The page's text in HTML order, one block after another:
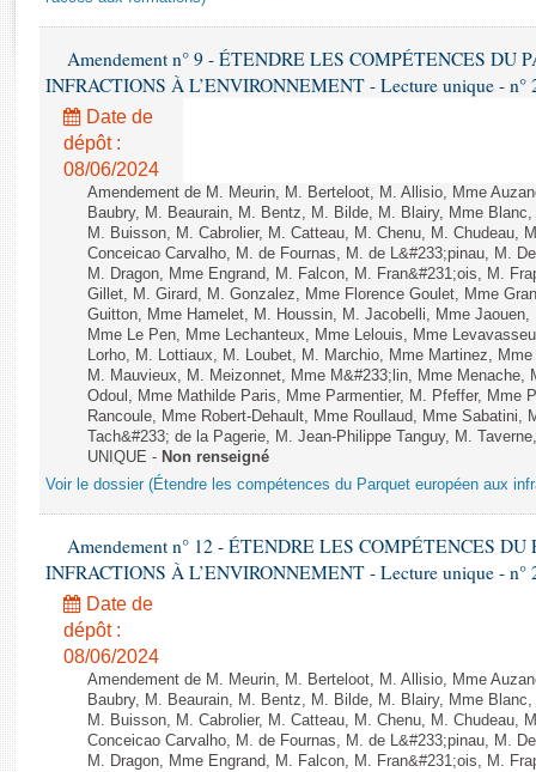
Rapports d'enquête
Rapports sur l'application des lois
Baromètre de l’application des lois
Dossiers législatifs
Budget et sécurité sociale
Questions écrites et orales
Comptes rendus des débats
Amendement n° 9 - ÉTENDRE LES COMPÉTENCES DU
INFRACTIONS À L’ENVIRONNEMENT - Lecture unique - n°
Date de
dépôt :
08/06/2024
Amendement de M. Meurin, M. Berteloot, M. Allisio, Mme
Baubry, M. Beaurain, M. Bentz, M. Bilde, M. Blairy, Mme
M. Buisson, M. Cabrolier, M. Catteau, M. Chenu, M. Chudeau,
Conceicao Carvalho, M. de Fournas, M. de L&#233;pinau, M.
M. Dragon, Mme Engrand, M. Falcon, M. Fran&#231;ois, M.
Gillet, M. Girard, M. Gonzalez, Mme Florence Goulet, Mme
Guitton, Mme Hamelet, M. Houssin, M. Jacobelli, Mme
Mme Le Pen, Mme Lechanteux, Mme Lelouis, Mme
Lorho, M. Lottiaux, M. Loubet, M. Marchio, Mme Martinez,
M. Mauvieux, M. Meizonnet, Mme M&#233;lin, Mme Menache,
Odoul, Mme Mathilde Paris, Mme Parmentier, M. Pfeffer, Mme
Rancoule, Mme Robert-Dehault, Mme Roullaud, Mme
Tach&#233; de la Pagerie, M. Jean-Philippe Tanguy, M.
UNIQUE - Non renseigné
Voir le dossier (Étendre les compétences du Parquet européen aux
Amendement n° 12 - ÉTENDRE LES COMPÉTENCES
INFRACTIONS À L’ENVIRONNEMENT - Lecture unique - n°
Date de
dépôt :
08/06/2024
Amendement de M. Meurin, M. Berteloot, M. Allisio, Mme
Baubry, M. Beaurain, M. Bentz, M. Bilde, M. Blairy, Mme
M. Buisson, M. Cabrolier, M. Catteau, M. Chenu, M. Chudeau,
Conceicao Carvalho, M. de Fournas, M. de L&#233;pinau, M.
M. Dragon, Mme Engrand, M. Falcon, M. Fran&#231;ois, M.